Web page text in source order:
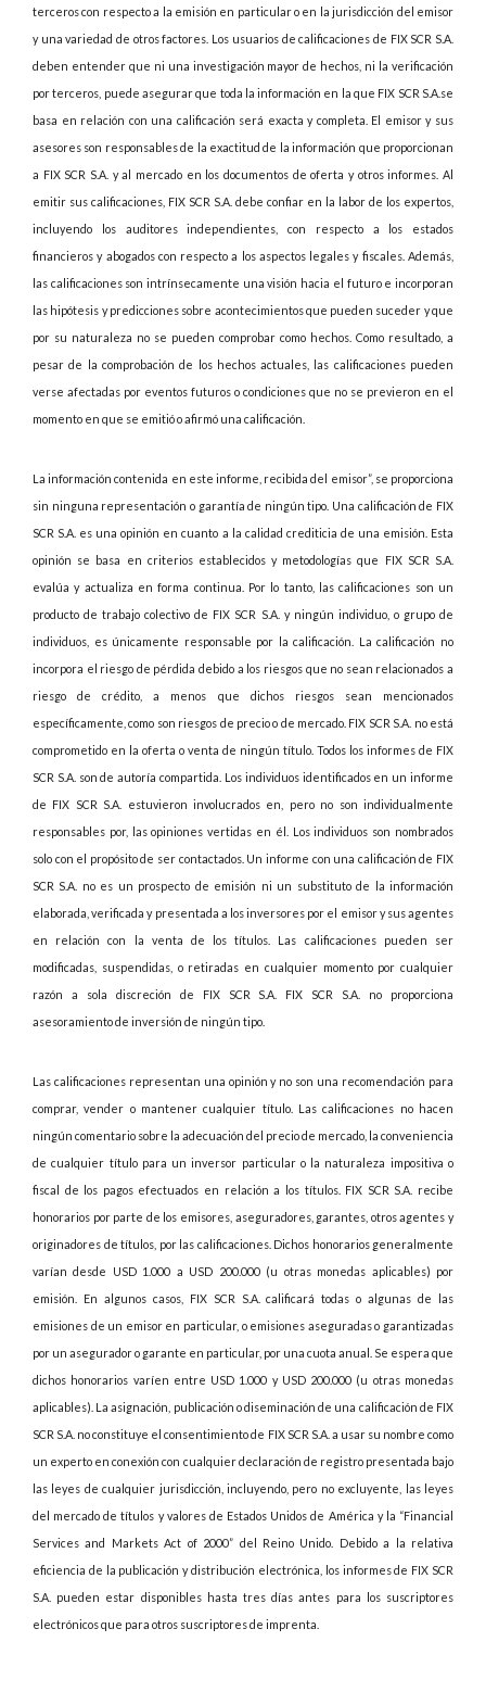
terceros con respecto a la emisión en particular o en la jurisdicción del emisor
y una variedad de otros factores. Los usuarios de calificaciones de FIX SCR S.A.
deben entender que ni una investigación mayor de hechos, ni la verificación
por terceros, puede asegurar que toda la información en la que FIX SCR S.A.se
basa en relación con una calificación será exacta y completa. El emisor y sus
asesores son responsables de la exactitud de la información que proporcionan
a FIX SCR S.A. y al mercado en los documentos de oferta y otros informes. Al
emitir sus calificaciones, FIX SCR S.A. debe confiar en la labor de los expertos,
incluyendo los auditores independientes, con respecto a los estados
financieros y abogados con respecto a los aspectos legales y fiscales. Además,
las calificaciones son intrínsecamente una visión hacia el futuro e incorporan
las hipótesis y predicciones sobre acontecimientos que pueden suceder y que
por su naturaleza no se pueden comprobar como hechos. Como resultado, a
pesar de la comprobación de los hechos actuales, las calificaciones pueden
verse afectadas por eventos futuros o condiciones que no se previeron en el
momento en que se emitió o afirmó una calificación.
La información contenida en este informe, recibida del emisor”, se proporciona
sin ninguna representación o garantía de ningún tipo. Una calificación de FIX
SCR S.A. es una opinión en cuanto a la calidad crediticia de una emisión. Esta
opinión se basa en criterios establecidos y metodologías que FIX SCR S.A.
evalúa y actualiza en forma continua. Por lo tanto, las calificaciones son un
producto de trabajo colectivo de FIX SCR S.A. y ningún individuo, o grupo de
individuos, es únicamente responsable por la calificación. La calificación no
incorpora el riesgo de pérdida debido a los riesgos que no sean relacionados a
riesgo de crédito, a menos que dichos riesgos sean mencionados
específicamente, como son riesgos de precio o de mercado. FIX SCR S.A. no está
comprometido en la oferta o venta de ningún título. Todos los informes de FIX
SCR S.A. son de autoría compartida. Los individuos identificados en un informe
de FIX SCR S.A. estuvieron involucrados en, pero no son individualmente
responsables por, las opiniones vertidas en él. Los individuos son nombrados
solo con el propósito de ser contactados. Un informe con una calificación de FIX
SCR S.A. no es un prospecto de emisión ni un substituto de la información
elaborada, verificada y presentada a los inversores por el emisor y sus agentes
en relación con la venta de los títulos. Las calificaciones pueden ser
modificadas, suspendidas, o retiradas en cualquier momento por cualquier
razón a sola discreción de FIX SCR S.A. FIX SCR S.A. no proporciona
asesoramiento de inversión de ningún tipo.
Las calificaciones representan una opinión y no son una recomendación para
comprar, vender o mantener cualquier título. Las calificaciones no hacen
ningún comentario sobre la adecuación del precio de mercado, la conveniencia
de cualquier título para un inversor particular o la naturaleza impositiva o
fiscal de los pagos efectuados en relación a los títulos. FIX SCR S.A. recibe
honorarios por parte de los emisores, aseguradores, garantes, otros agentes y
originadores de títulos, por las calificaciones. Dichos honorarios generalmente
varían desde USD 1.000 a USD 200.000 (u otras monedas aplicables) por
emisión. En algunos casos, FIX SCR S.A. calificará todas o algunas de las
emisiones de un emisor en particular, o emisiones aseguradas o garantizadas
por un asegurador o garante en particular, por una cuota anual. Se espera que
dichos honorarios varíen entre USD 1.000 y USD 200.000 (u otras monedas
aplicables). La asignación, publicación o diseminación de una calificación de FIX
SCR S.A. no constituye el consentimiento de FIX SCR S.A. a usar su nombre como
un experto en conexión con cualquier declaración de registro presentada bajo
las leyes de cualquier jurisdicción, incluyendo, pero no excluyente, las leyes
del mercado de títulos y valores de Estados Unidos de América y la “Financial
Services and Markets Act of 2000” del Reino Unido. Debido a la relativa
eficiencia de la publicación y distribución electrónica, los informes de FIX SCR
S.A. pueden estar disponibles hasta tres días antes para los suscriptores
electrónicos que para otros suscriptores de imprenta.